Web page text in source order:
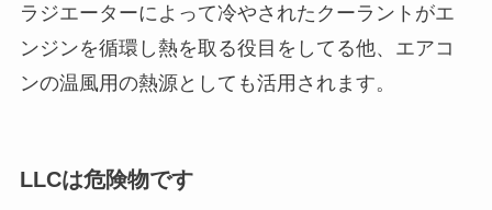
ラジエーターによって冷やされたクーラントがエ
ンジンを循環し熱を取る役目をしてる他、エアコ
ンの温風用の熱源としても活用されます。
LLCは危険物です